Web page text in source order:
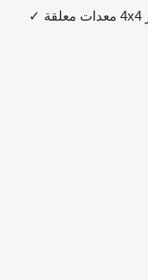
4x4 معدات معلقة ✓